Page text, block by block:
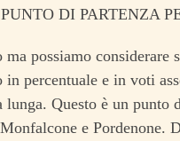
DI PARTENZA
possiamo considerare
in percentuale e in voti
lunga. Questo è un
e Pordenone.